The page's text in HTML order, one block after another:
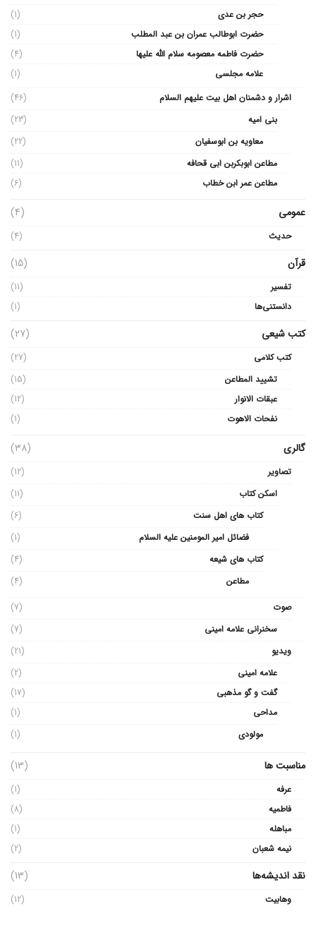
حجر بن عدی
(1)
حضرت ابوطالب عمران بن عبد المطلب
(1)
حضرت فاطمه معصومه سلام الله علیها
(4)
علامه مجلسی
(1)
اشرار و دشمنان اهل بیت علیهم السلام
(46)
بنی امیه
(23)
معاویه بن ابوسفیان
(22)
مطاعن ابوبکربن ابی قحافه
(11)
مطاعن عمر ابن خطاب
(6)
عمومی (4)
حدیث (4)
قرآن (15)
تفسیر
(11)
دانستنی‌ها
(1)
کتب شیعی (27)
کتب کلامی
(27)
تشیید المطاعن
(15)
عبقات الانوار
(12)
نفحات الاهوت
(1)
گالری (38)
تصاویر
(12)
اسکن کتاب
(11)
کتاب های اهل سنت
(6)
فضائل امیر المومنین علیه السلام
(1)
کتاب های شیعه
(4)
مطاعن
(4)
صوت
(7)
سخنرانی علامه امینی
(7)
ویدیو
(21)
علامه امینی
(2)
گفت و گو مذهبی
(17)
مداحی
(1)
مولودی
(1)
مناسبت ها (13)
عرفه
(1)
فاطمیه
(8)
مباهله
(1)
نیمه شعبان
(2)
نقد اندیشه‌ها (13)
وهابیت (12)